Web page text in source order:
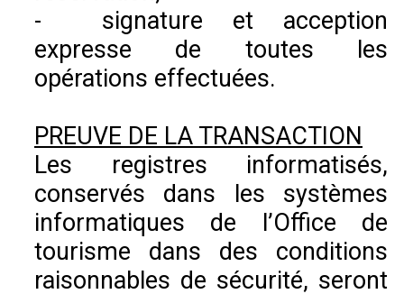
- signature et acception
expresse de toutes les
opérations effectuées.
PREUVE DE LA TRANSACTION
Les registres informatisés,
conservés dans les systèmes
informatiques de l’Office de
tourisme dans des conditions
raisonnables de sécurité, seront